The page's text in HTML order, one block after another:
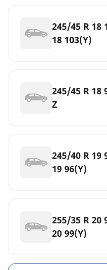
245/45 R 18
18 103(Y)
245/45 R 18
Z
245/40 R 19
19 96(Y)
255/35 R 20
20 99(Y)